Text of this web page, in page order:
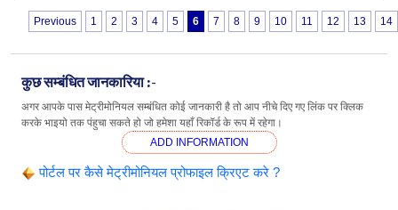
Previous 1 2 3 4 5 6 7 8 9 10 11 12 13 14
कुछ सम्बंधित जानकारिया :-
अगर आपके पास मेट्रीमोनियल सम्बंधित कोई जानकारी है तो आप नीचे दिए गए लिंक पर क्लिक
करके भाइयो तक पंहुचा सकते हो जो हमेशा यहाँ रिकॉर्ड के रूप में रहेगा।
ADD INFORMATION
पोर्टल पर कैसे मेट्रीमोनियल प्रोफाइल क्रिएट करे ?